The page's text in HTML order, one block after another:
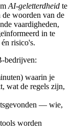
AI-geletterdheid te
woorden van de
vaardigheden,
in te
risico's.
bedrijven:
waarin je
wat de regels zijn,
— wie,
worden